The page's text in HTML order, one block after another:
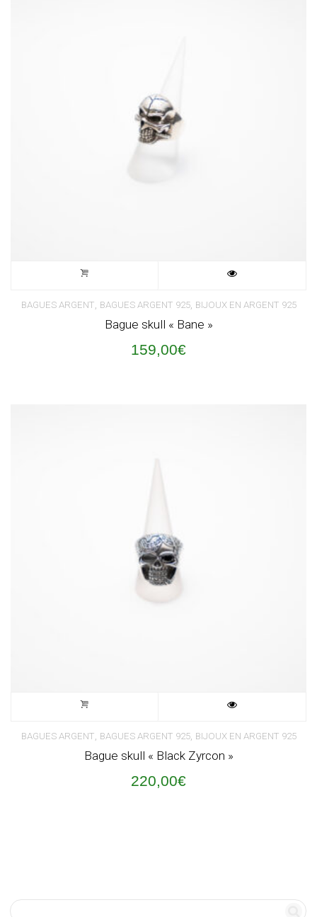
BAGUES ARGENT, BAGUES ARGENT 925, BIJOUX EN ARGENT 925
Bague skull « Bane »
159,00€
BAGUES ARGENT, BAGUES ARGENT 925, BIJOUX EN ARGENT 925
Bague skull « Black Zyrcon »
220,00€